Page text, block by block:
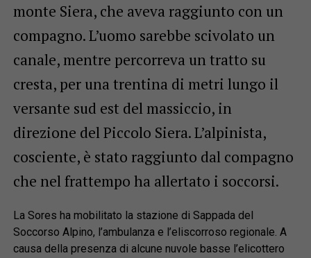
monte Siera, che aveva raggiunto con un
compagno. L’uomo sarebbe scivolato un
canale, mentre percorreva un tratto su
cresta, per una trentina di metri lungo il
versante sud est del massiccio, in
direzione del Piccolo Siera. L’alpinista,
cosciente, è stato raggiunto dal compagno
che nel frattempo ha allertato i soccorsi.
La Sores ha mobilitato la stazione di Sappada del
Soccorso Alpino, l’ambulanza e l’eliscorroso regionale. A
causa della presenza di alcune nuvole basse l’elicottero